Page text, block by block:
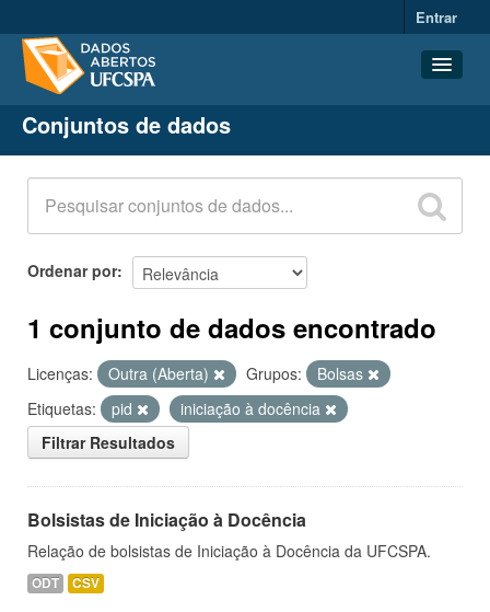
Entrar
Conjuntos de dados
Organizações
Grupos
Sobre
Conjuntos de dados
Ordenar por
1 conjunto de dados encontrado
Licenças: Outra (Aberta) Grupos:
Bolsas
Etiquetas:
pid
iniciação à docência
Filtrar Resultados
Bolsistas de Iniciação à Docência
Relação de bolsistas de Iniciação à Docência da UFCSPA.
ODT CSV